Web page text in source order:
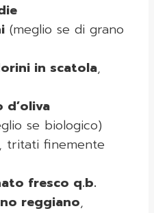
(meglio se di grano
in scatola,
d’oliva
se biologico)
, tritati finemente
fresco q.b.
reggiano,